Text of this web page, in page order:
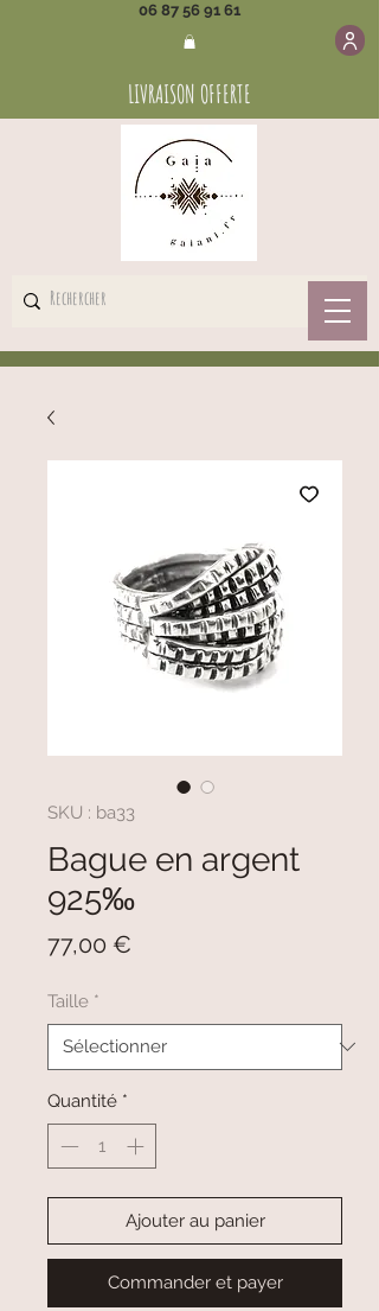
06 87 56 91 61
LIVRAISON OFFERTE
SKU : ba33
Bague en argent
925‰
77,00 €
Taille *
Quantité *
Ajouter au panier
Commander et payer